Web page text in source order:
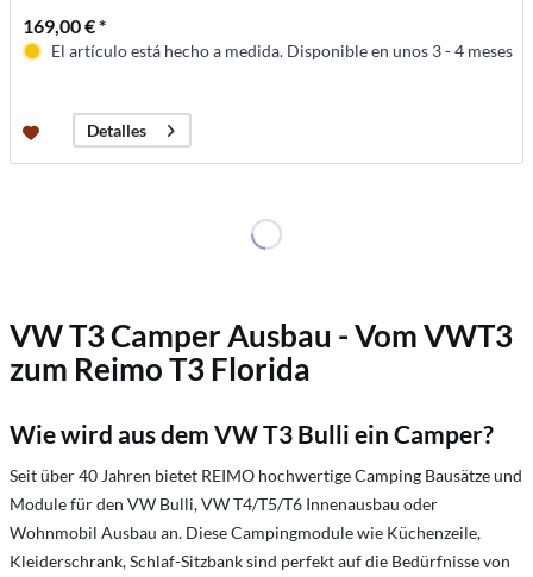
169,00 € *
El artículo está hecho a medida. Disponible en unos 3 - 4 meses
Detalles
VW T3 Camper Ausbau - Vom VWT3
zum Reimo T3 Florida
Wie wird aus dem VW T3 Bulli ein Camper?
Seit über 40 Jahren bietet REIMO hochwertige Camping Bausätze und
Module für den VW Bulli, VW T4/T5/T6 Innenausbau oder
Wohnmobil Ausbau an. Diese Campingmodule wie Küchenzeile,
Kleiderschrank, Schlaf-Sitzbank sind perfekt auf die Bedürfnisse von